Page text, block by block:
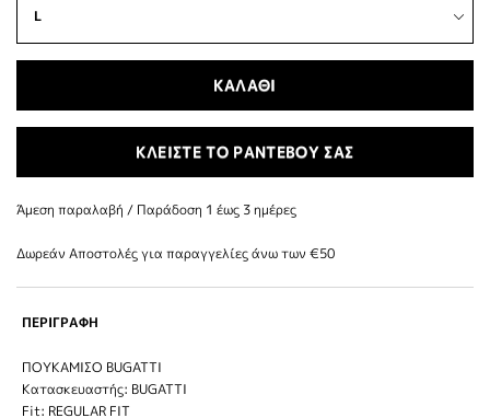
ΚΑΛΑΘΙ
ΚΛΕΙΣΤΕ ΤΟ ΡΑΝΤΕΒΟΥ ΣΑΣ
Άμεση παραλαβή / Παράδoση 1 έως 3 ημέρες
Δωρεάν Αποστολές για παραγγελίες άνω των €50
ΠΕΡΙΓΡΑΦΗ
ΠΟΥΚΑΜΙΣΟ BUGATTI
Κατασκευαστής: BUGATTI
Fit: REGULAR FIT